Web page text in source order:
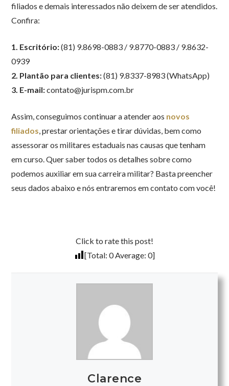
filiados e demais interessados não deixem de ser atendidos.
Confira:
1. Escritório:(81) 9.8698-0883 / 9.8770-0883 / 9.8632-
0939⠀
2. Plantão para clientes:(81) 9.8337-8983 (WhatsApp) ⠀
3. E-mail:contato@jurispm.com.br
Assim, conseguimos continuar a atender aos novos
filiados , prestar orientações e tirar dúvidas, bem como
assessorar os militares estaduais nas causas que tenham
em curso. Quer saber todos os detalhes sobre como
podemos auxiliar em sua carreira militar? Basta preencher
seus dados abaixo e nós entraremos em contato com você!
Click to rate this post!
[Total: 0Average: 0]
Clarence